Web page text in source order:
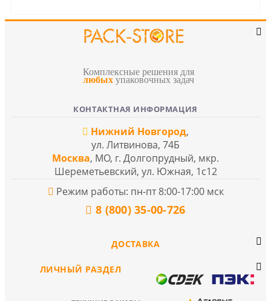
Комплексные решения для
любых упаковочных задач
КОНТАКТНАЯ ИНФОРМАЦИЯ
Нижний Новгород,
ул. Литвинова, 74Б
Москва, МО, г. Долгопрудный, мкр.
Шереметьевский, ул. Южная, 1с12
Режим работы: пн-пт 8:00-17:00 мск
8 (800) 35-00-726
ДОСТАВКА
ЛИЧНЫЙ РАЗДЕЛ